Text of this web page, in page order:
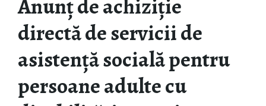
Anunț de achiziție
directă de servicii de
asistență socială pentru
persoane adulte cu